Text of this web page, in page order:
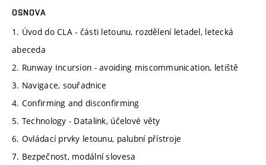
OSNOVA
1. Úvod do CLA - části letounu, rozdělení letadel, letecká
abeceda
2. Runway Incursion - avoiding miscommunication, letiště
3. Navigace, souřadnice
4. Confirming and disconfirming
5. Technology - Datalink, účelové věty
6. Ovládací prvky letounu, palubní přístroje
7. Bezpečnost, modální slovesa